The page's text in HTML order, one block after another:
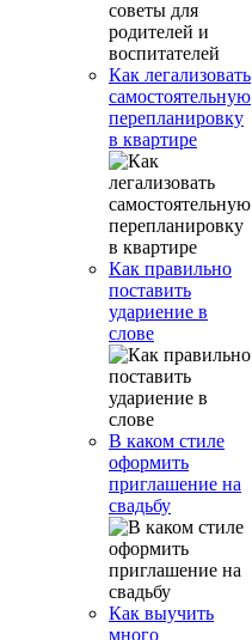
Как легализовать
самостоятельную
перепланировку
в квартире
Как правильно
поставить
удариение в
слове
В каком стиле
оформить
приглашение на
свадьбу
Как выучить
много